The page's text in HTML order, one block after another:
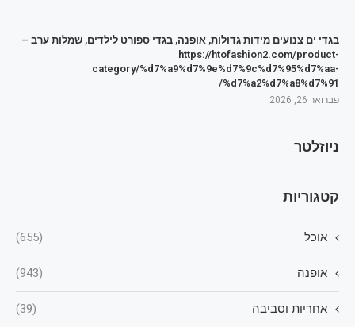
בגדי ים צנועים מידות גדולות, אופנה, בגדי ספורט לילדים, שמלות ערב –
https://htofashion2.com/product-
category/%d7%a9%d7%9e%d7%9c%d7%95%d7%aa-
%d7%a2%d7%a8%d7%91/
פברואר 26, 2026
ניוזלטר
קטגוריות
אוכל (655)
אופנה (943)
אחריות וסביבה (39)